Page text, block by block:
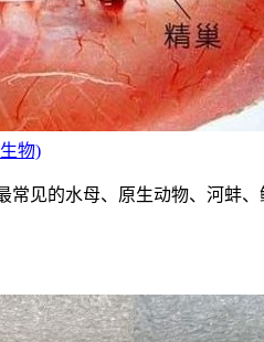
物)
常见的水母、原生动物、河蚌